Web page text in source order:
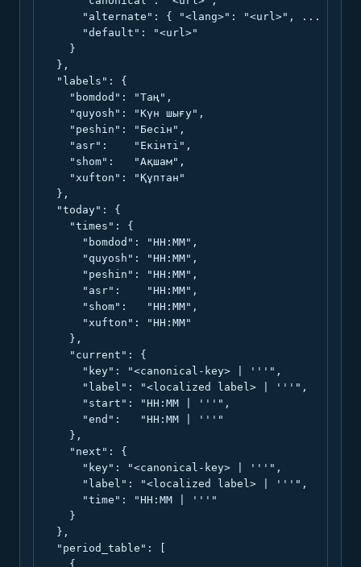
      "alternate": { "<lang>": "<url>", ... },
      "default": "<url>"
    }
  },
  "labels": {
    "bomdod": "Таң",
    "quyosh": "Күн шығу",
    "peshin": "Бесін",
    "asr":    "Екінті",
    "shom":   "Ақшам",
    "xufton": "Құптан"
  },
  "today": {
    "times": {
      "bomdod": "HH:MM",
      "quyosh": "HH:MM",
      "peshin": "HH:MM",
      "asr":    "HH:MM",
      "shom":   "HH:MM",
      "xufton": "HH:MM"
    },
    "current": {
      "key": "<canonical-key> | '''",
      "label": "<localized label> | '''",
      "start": "HH:MM | '''",
      "end":   "HH:MM | '''"
    },
    "next": {
      "key": "<canonical-key> | '''",
      "label": "<localized label> | '''",
      "time": "HH:MM | '''"
    }
  },
  "period_table": [
    {